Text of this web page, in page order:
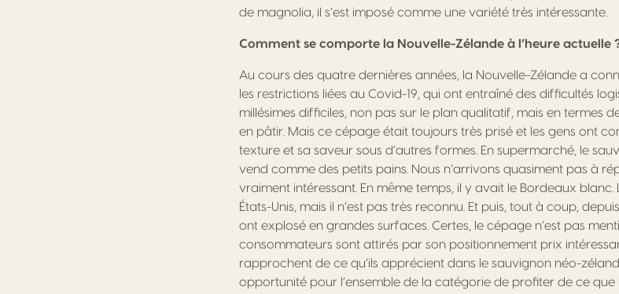
de magnolia, il s’est imposé comme une variété très intéressante.
Comment se comporte la Nouvelle-Zélande à l’heure actuelle
Au cours des quatre dernières années, la Nouvelle-Zélande a
les restrictions liées au Covid-19, qui ont entraîné des difficultés
millésimes difficiles, non pas sur le plan qualitatif, mais en termes
en pâtir. Mais ce cépage était toujours très prisé et les gens ont
texture et sa saveur sous d’autres formes. En supermarché, le
vend comme des petits pains. Nous n’arrivons quasiment pas à
vraiment intéressant. En même temps, il y avait le Bordeaux
États-Unis, mais il n’est pas très reconnu. Et puis, tout à coup,
ont explosé en grandes surfaces. Certes, le cépage n’est pas
consommateurs sont attirés par son positionnement prix
rapprochent de ce qu’ils apprécient dans le sauvignon néo-
opportunité pour l’ensemble de la catégorie de profiter de ce que